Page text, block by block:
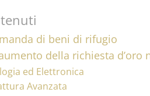
di beni di rifugio
della richiesta
ed Elettronica
Avanzata